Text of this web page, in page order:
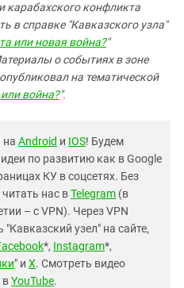
карабахского конфликта
в справке "Кавказского узла"
или новая война?"
о событиях в зоне
на тематической
война?".
на Android и IOS! Будем
по развитию как в Google
КУ в соцсетях. Без
нас вTelegram (в
– с VPN). Через VPN
узел" на сайте,
*, Instagram*,
" и X. Смотреть видео
вYouTube.